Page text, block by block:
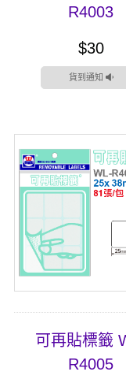
R4003
$30
貨到通知
可再貼標籤
R4005